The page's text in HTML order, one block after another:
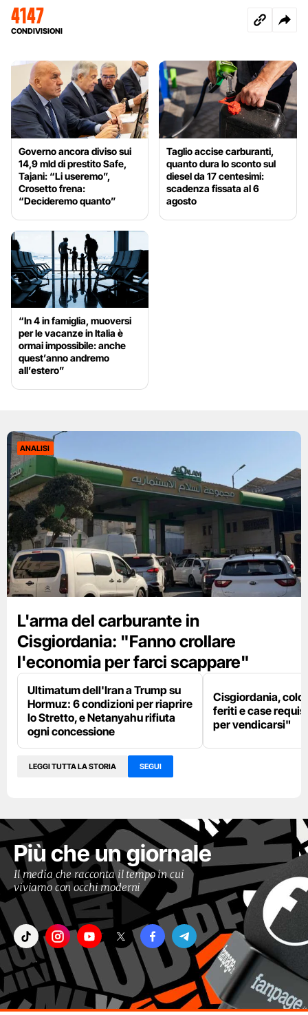
4147
CONDIVISIONI
Governo ancora diviso sui
14,9 mld di prestito Safe,
Tajani: “Li useremo”,
Crosetto frena:
“Decideremo quanto”
Taglio accise carburanti,
quanto dura lo sconto sul
diesel da 17 centesimi:
scadenza fissata al 6
agosto
“In 4 in famiglia, muoversi
per le vacanze in Italia è
ormai impossibile: anche
quest’anno andremo
all’estero”
ANALISI
L'arma del carburante in
Cisgiordania: "Fanno crollare
l'economia per farci scappare"
Ultimatum dell'Iran a Trump su
Hormuz: 6 condizioni per riaprire
lo Stretto, e Netanyahu rifiuta
ogni concessione
Cisgiordania,
feriti e case
per vendicarsi"
LEGGI TUTTA LA STORIA SEGUI
Più che un giornale
Il media che racconta il tempo in cui
viviamo con occhi moderni